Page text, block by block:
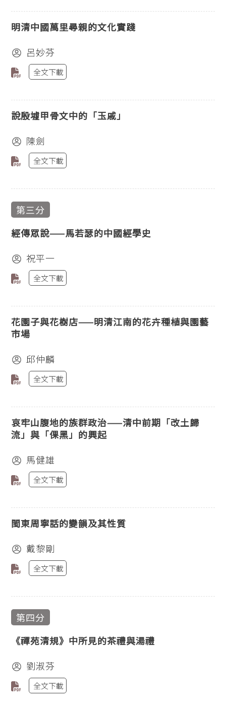
明清中國萬里尋親的文化實踐
呂妙芬
全文下載
說殷墟甲骨文中的「玉戚」
陳劍
全文下載
第三分
經傳眾說——馬若瑟的中國經學史
祝平一
全文下載
花園子與花樹店——明清江南的花卉種植與園藝
市場
邱仲麟
全文下載
哀牢山腹地的族群政治——清中前期「改土歸
流」與「倮黑」的興起
馬健雄
全文下載
閩東周寧話的變韻及其性質
戴黎剛
全文下載
第四分
《禪苑清規》中所見的茶禮與湯禮
劉淑芬
全文下載